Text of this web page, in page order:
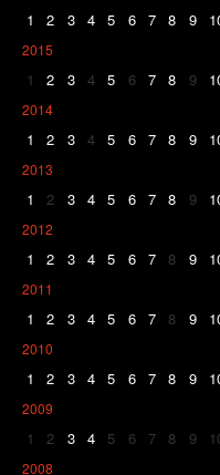
1 2 3 4 5 6 7 8 9
2015
1 2 3 4 5 6 7 8 9
2014
1 2 3 4 5 6 7 8 9
2013
1 2 3 4 5 6 7 8 9
2012
1 2 3 4 5 6 7 8 9
2011
1 2 3 4 5 6 7 8 9
2010
1 2 3 4 5 6 7 8 9
2009
1 2 3 4 5 6 7 8 9
2008